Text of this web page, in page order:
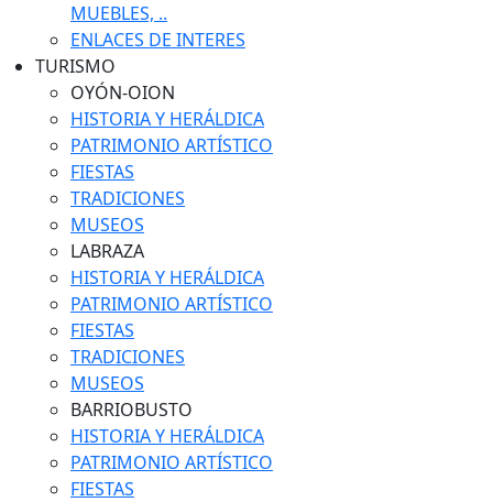
MUEBLES, ..
ENLACES DE INTERES
TURISMO
OYÓN-OION
HISTORIA Y HERÁLDICA
PATRIMONIO ARTÍSTICO
FIESTAS
TRADICIONES
MUSEOS
LABRAZA
HISTORIA Y HERÁLDICA
PATRIMONIO ARTÍSTICO
FIESTAS
TRADICIONES
MUSEOS
BARRIOBUSTO
HISTORIA Y HERÁLDICA
PATRIMONIO ARTÍSTICO
FIESTAS